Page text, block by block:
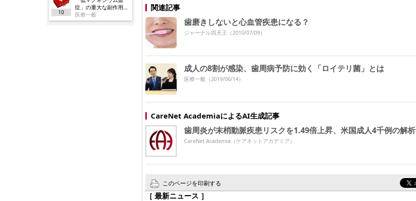
10
症」の重大な副作用追
加／厚労省
医療一般
関連記事
歯磨きしないと心血管疾患になる？
ジャーナル四天王 （2010/07/09）
成人の8割が感染、歯周病予防に効く「ロイテリ菌」とは
医療一般 （2019/06/14）
CareNet AcademiaによるAI生成記事
歯周炎が末梢動脈疾患リスクを1.49倍上昇、米国成人4千例の解析
CareNet Academia（ケアネットアカデミア）
このページを印刷する
［ 最新ニュース ］